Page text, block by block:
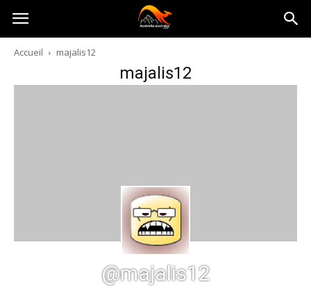
Australia-
australie.com
Accueil majalis12
majalis12
@majalis12